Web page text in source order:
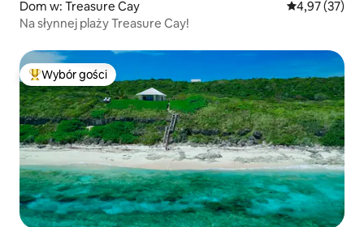
Dom w: Treasure Cay Średnia
4,97 (37)
Na słynnej plaży Treasure Cay!
Najpopularniejsze z kategorii Wybór gości
Wybór gości